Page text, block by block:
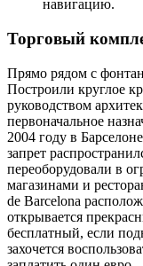
навигацию.
Торговый
Прямо рядом с
Построили круглое
руководством
первоначальное
2004 году в
запрет
переоборудовали в
магазинами и
de Barcelona
открывается
бесплатный, если
захочется